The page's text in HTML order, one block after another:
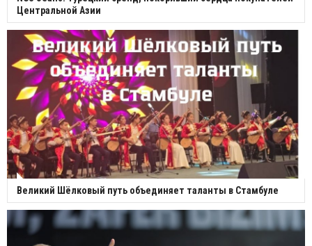
Центральной Азии
Великий Шёлковый путь объединяет таланты в Стамбуле